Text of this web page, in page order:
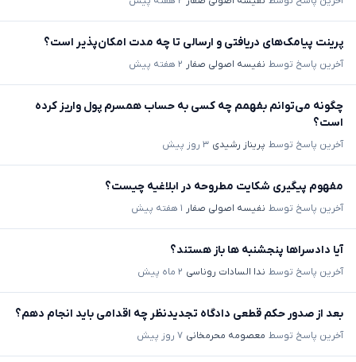
پرینت پیامک‌های دریافتی و ارسالی تا چه مدت امکان‌پذیر است؟
آخرین پاسخ توسط نفیسه اصولی صفار ۲ هفته پیش
چگونه می‌توانم بفهمم چه کسی به حساب همسرم پول واریز کرده
است؟
آخرین پاسخ توسط پریناز رشیدی ۳ روز پیش
مفهوم پیگیری شکایت مطروحه در ابلاغیه چیست؟
آخرین پاسخ توسط نفیسه اصولی صفار ۱ هفته پیش
آیا دادسراها پنجشنبه ها باز هستند؟
آخرین پاسخ توسط ندا السادات روناسی ۲ ماه پیش
بعد از صدور حکم قطعی دادگاه تجدیدنظر چه اقدامی باید انجام دهم؟
آخرین پاسخ توسط معصومه محرمخانی ۷ روز پیش